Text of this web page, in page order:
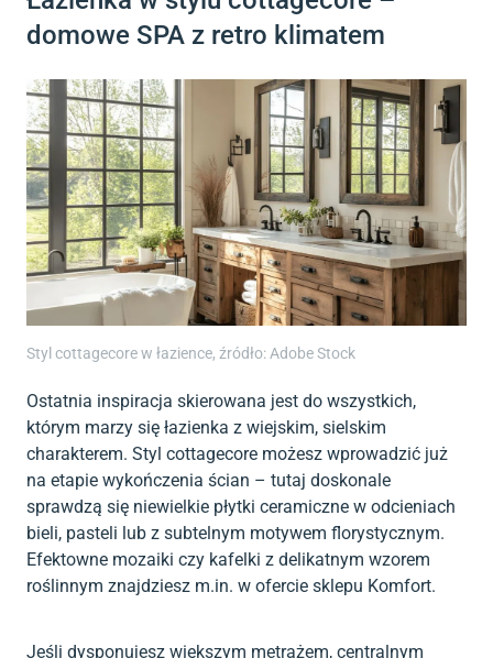
domowe SPA z retro klimatem
Styl cottagecore w łazience, źródło: Adobe Stock
Ostatnia inspiracja skierowana jest do wszystkich,
którym marzy się łazienka z wiejskim, sielskim
charakterem. Styl cottagecore możesz wprowadzić już
na etapie wykończenia ścian – tutaj doskonale
sprawdzą się niewielkie płytki ceramiczne w odcieniach
bieli, pasteli lub z subtelnym motywem florystycznym.
Efektowne mozaiki czy kafelki z delikatnym wzorem
roślinnym znajdziesz m.in. w ofercie sklepu Komfort.
Jeśli dysponujesz większym metrażem, centralnym